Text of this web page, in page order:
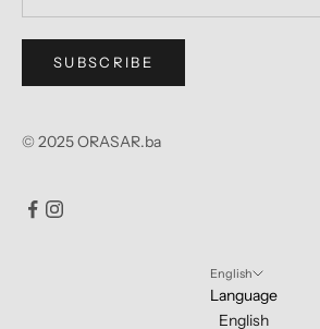
SUBSCRIBE
© 2025 ORASAR.ba
English
Language
English